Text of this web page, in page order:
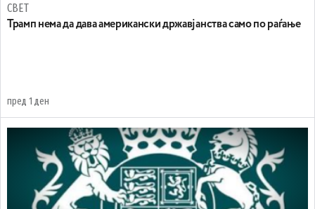
СВЕТ
Трамп нема да дава американски државјанства само по раѓање
пред 1 ден